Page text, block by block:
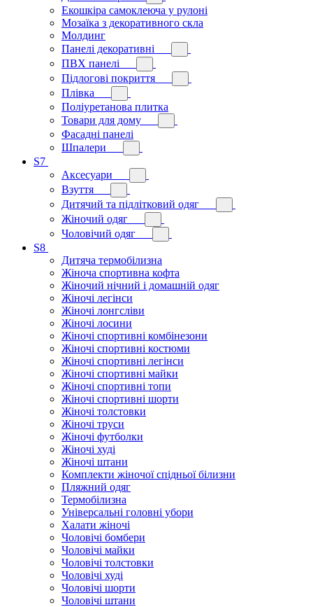
Екошкіра самоклеюча у рулоні
Мозаїка з декоративного скла
Молдинг
Панелі декоративні
ПВХ панелі
Підлогові покриття
Плівка
Поліуретанова плитка
Товари для дому
Фасадні панелі
Шпалери
S7
Аксесуари
Взуття
Дитячий та підлітковий одяг
Жіночий одяг
Чоловічий одяг
S8
Дитяча термобілизна
Жіноча спортивна кофта
Жіночий нічний і домашній одяг
Жіночі легінси
Жіночі лонгсліви
Жіночі лосини
Жіночі спортивні комбінезони
Жіночі спортивні костюми
Жіночі спортивні легінси
Жіночі спортивні майки
Жіночі спортивні топи
Жіночі спортивні шорти
Жіночі толстовки
Жіночі труси
Жіночі футболки
Жіночі худі
Жіночі штани
Комплекти жіночої спідньої білизни
Пляжний одяг
Термобілизна
Універсальні головні убори
Халати жіночі
Чоловічі бомбери
Чоловічі майки
Чоловічі толстовки
Чоловічі худі
Чоловічі шорти
Чоловічі штани